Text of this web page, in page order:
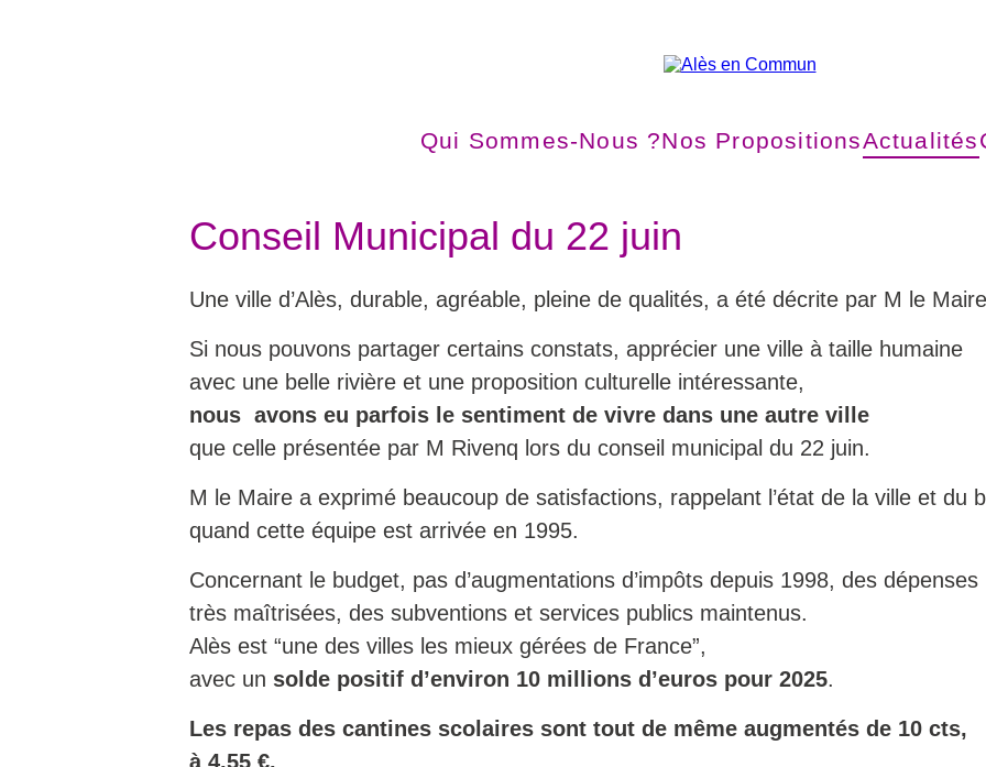
Qui Sommes-Nous ?Nos PropositionsActualités
Conseil Municipal du 22 juin
Une ville d’Alès, durable, agréable, pleine de qualités, a été décrite par M le
Si nous pouvons partager certains constats, apprécier une ville à taille humaine
avec une belle rivière et une proposition culturelle intéressante,
nous avons eu parfois le sentiment de vivre dans une autre ville
que celle présentée par M Rivenq lors du conseil municipal du 22 juin.
M le Maire a exprimé beaucoup de satisfactions, rappelant l’état de la ville et du
quand cette équipe est arrivée en 1995.
Concernant le budget, pas d’augmentations d’impôts depuis 1998, des dépenses
très maîtrisées, des subventions et services publics maintenus.
Alès est “une des villes les mieux gérées de France”,
avec un solde positif d’environ 10 millions d’euros pour 2025.
Les repas des cantines scolaires sont tout de même augmentés de 10 cts,
à 4,55 €.